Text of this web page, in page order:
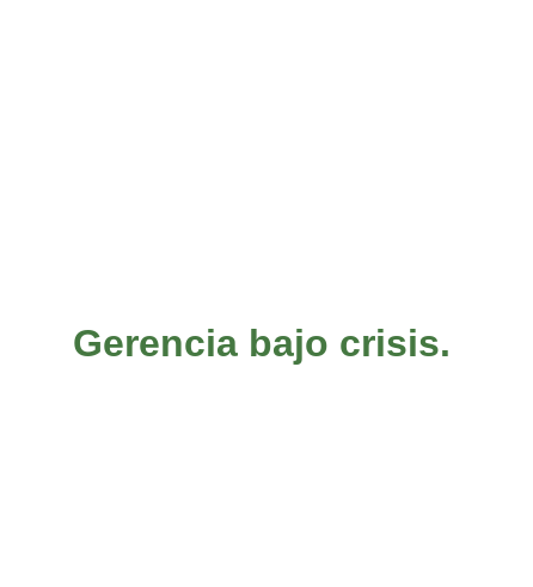
Gerencia bajo crisis.